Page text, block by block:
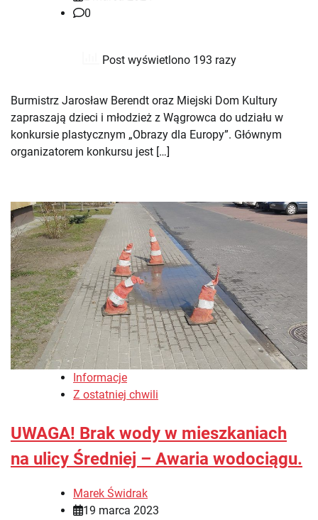
0
Post wyświetlono 193 razy
Burmistrz Jarosław Berendt oraz Miejski Dom Kultury
zapraszają dzieci i młodzież z Wągrowca do udziału w
konkursie plastycznym „Obrazy dla Europy”. Głównym
organizatorem konkursu jest […]
Informacje
Z ostatniej chwili
UWAGA! Brak wody w mieszkaniach
na ulicy Średniej – Awaria wodociągu.
Marek Świdrak
19 marca 2023